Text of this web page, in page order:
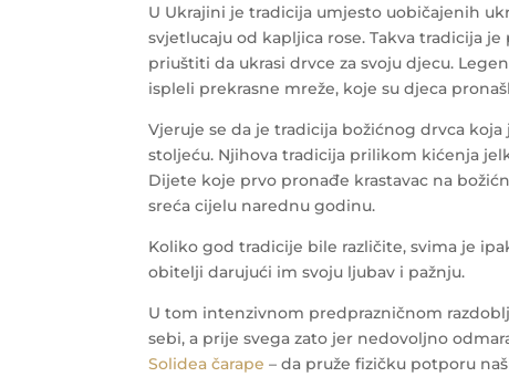
U Ukrajini je tradicija umjesto uobičajenih
svjetlucaju od kapljica rose. Takva tradicija
priuštiti da ukrasi drvce za svoju djecu.
ispleli prekrasne mreže, koje su djeca
Vjeruje se da je tradicija božićnog drvca
stoljeću. Njihova tradicija prilikom kićenja
Dijete koje prvo pronađe krastavac na
sreća cijelu narednu godinu.
Koliko god tradicije bile različite, svima je
obitelji darujući im svoju ljubav i pažnju.
U tom intenzivnom predprazničnom
sebi, a prije svega zato jer nedovoljno
Solidea čarape – da pruže fizičku potporu